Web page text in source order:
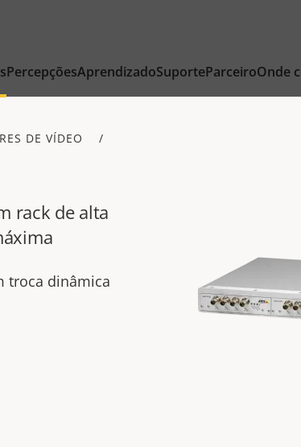
PercepçõesAprendizadoSuporteParceiroOnde
DE VÍDEO
rack de alta
troca dinâmica